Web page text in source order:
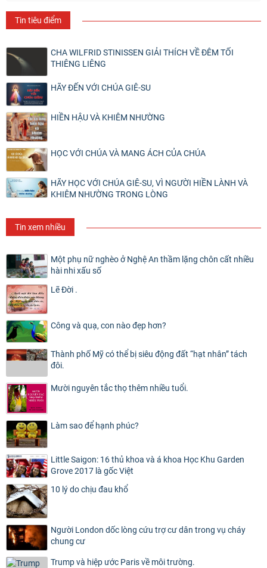
Tin tiêu điểm
CHA WILFRID STINISSEN GIẢI THÍCH VỀ ĐÊM TỐI
THIÊNG LIÊNG
HÃY ĐẾN VỚI CHÚA GIÊ-SU
HIỀN HẬU VÀ KHIÊM NHƯỜNG
HỌC VỚI CHÚA VÀ MANG ÁCH CỦA CHÚA
HÃY HỌC VỚI CHÚA GIÊ-SU, VÌ NGƯỜI HIỀN LÀNH VÀ
KHIÊM NHƯỜNG TRONG LÒNG
Tin xem nhiều
Một phụ nữ nghèo ở Nghệ An thầm lặng chôn cất nhiều
hài nhi xấu số
Lẽ Đời .
Công và quạ, con nào đẹp hơn?
Thành phố Mỹ có thể bị siêu động đất “hạt nhân” tách
đôi.
Mười nguyên tắc thọ thêm nhiều tuổi.
Làm sao để hạnh phúc?
Little Saigon: 16 thủ khoa và á khoa Học Khu Garden
Grove 2017 là gốc Việt
10 lý do chịu đau khổ
Người London dốc lòng cứu trợ cư dân trong vụ cháy
chung cư
Trump và hiệp ước Paris về môi trường.